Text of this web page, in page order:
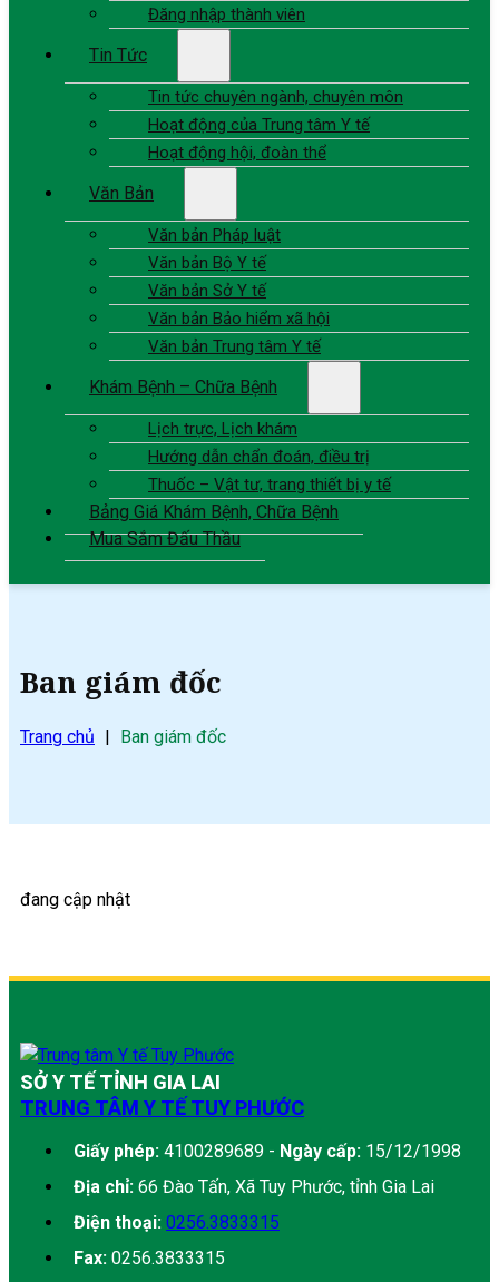
Đăng nhập thành viên
Tin Tức
Tin tức chuyên ngành, chuyên môn
Hoạt động của Trung tâm Y tế
Hoạt động hội, đoàn thể
Văn Bản
Văn bản Pháp luật
Văn bản Bộ Y tế
Văn bản Sở Y tế
Văn bản Bảo hiểm xã hội
Văn bản Trung tâm Y tế
Khám Bệnh – Chữa Bệnh
Lịch trực, Lịch khám
Hướng dẫn chẩn đoán, điều trị
Thuốc – Vật tư, trang thiết bị y tế
Bảng Giá Khám Bệnh, Chữa Bệnh
Mua Sắm Đấu Thầu
Ban giám đốc
Trang chủ Ban giám đốc
đang cập nhật
SỞ Y TẾ TỈNH GIA LAI
TRUNG TÂM Y TẾ TUY PHƯỚC
Giấy phép: 4100289689 - Ngày cấp: 15/12/1998
Địa chỉ: 66 Đào Tấn, Xã Tuy Phước, tỉnh Gia Lai
Điện thoại: 0256.3833315
Fax: 0256.3833315